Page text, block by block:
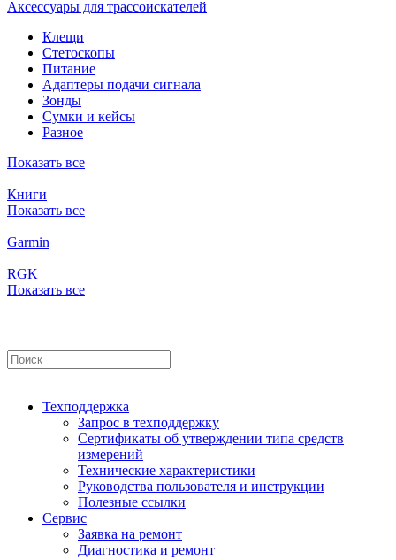
Аксессуары для трассоискателей
Клещи
Стетоскопы
Питание
Адаптеры подачи сигнала
Зонды
Сумки и кейсы
Разное
Показать все
Книги
Показать все
Garmin
RGK
Показать все
Техподдержка
Запрос в техподдержку
Сертификаты об утверждении типа средств
измерений
Технические характеристики
Руководства пользователя и инструкции
Полезные ссылки
Сервис
Заявка на ремонт
Диагностика и ремонт